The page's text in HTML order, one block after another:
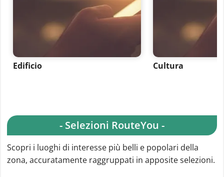
Edificio Cultura
- Selezioni RouteYou -
Scopri i luoghi di interesse più belli e popolari della
zona, accuratamente raggruppati in apposite selezioni.